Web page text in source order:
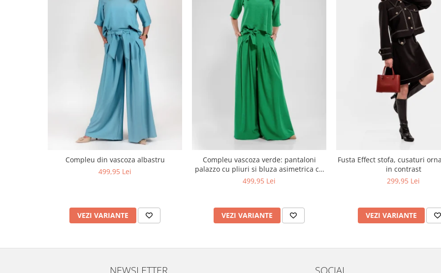
Compleu din vascoza albastru
499,95 Lei
VEZI VARIANTE
Compleu vascoza verde: pantaloni
palazzo cu pliuri si bluza asimetrica cu
nasturi la spate
499,95 Lei
VEZI VARIANTE
Fusta Effect stofa, cusaturi ornamentale
in contrast
299,95 Lei
VEZI VARIANTE
NEWSLETTER SOCIAL